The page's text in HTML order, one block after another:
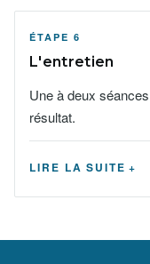
ÉTAPE 6
L'entretien
Une à deux
résultat.
LIRE LA SUITE